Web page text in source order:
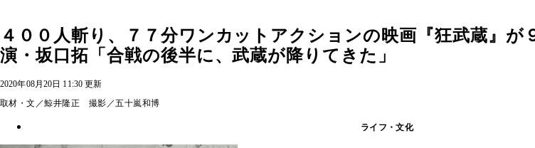
４００人斬り、７７分ワンカットアクションの映画『狂武蔵』が
演・坂口拓「合戦の後半に、武蔵が降りてきた」
2020年08月20日 11:30 更新
取材・文／鯨井隆正 撮影／五十嵐和博
ライフ・文化